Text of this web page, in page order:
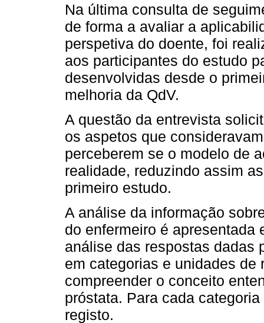
Na última consulta de
de forma a avaliar a
perspetiva do doente, foi
aos participantes do estudo
desenvolvidas desde o
melhoria da QdV.
A questão da entrevista
os aspetos que
perceberem se o modelo de
realidade, reduzindo assim
primeiro estudo.
A análise da informação
do enfermeiro é apresentada
análise das respostas dadas
em categorias e unidades
compreender o conceito
próstata. Para cada
registo.